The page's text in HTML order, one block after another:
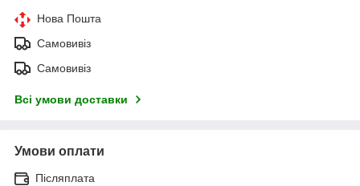
Нова Пошта
Самовивіз
Самовивіз
Всі умови доставки
Умови оплати
Післяплата